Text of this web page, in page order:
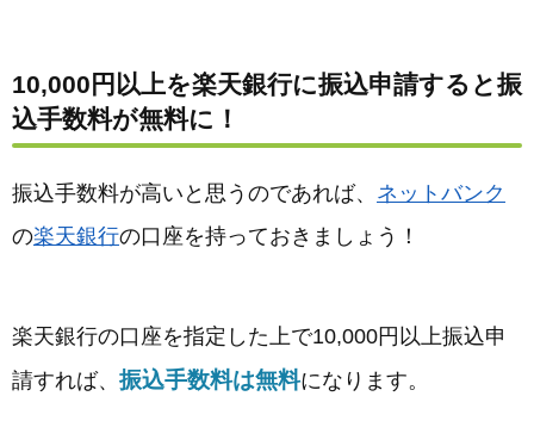
10,000円以上を楽天銀行に振込申請すると振
込手数料が無料に！
振込手数料が高いと思うのであれば、 ネットバンク
の楽天銀行の口座を持っておきましょう！
楽天銀行の口座を指定した上で10,000円以上振込申
請すれば、 振込手数料は無料になります。